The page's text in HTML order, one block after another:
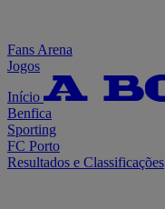
Fans Arena
Jogos
Início
Benfica
Sporting
FC Porto
Resultados e Classificações